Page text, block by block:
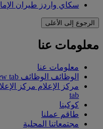
سكاي واردز طيران
الرجوع إلى الأعلى
معلومات عنا
معلومات عنا
الوظائف الوظائف Opens an external link in a new tab
مركز الإعلام
tab
كوكبنا
طاقم عملنا
مجتمعاتنا المحلية